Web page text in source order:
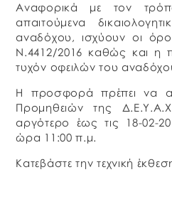
Αναφορικά με τον
απαιτούμενα
αναδόχου, ισχύουν οι
Ν.4412/2016 καθώς και η
τυχόν οφειλών του
Η προσφορά πρέπει να
Προμηθειών της
αργότερο έως τις 18-02-
ώρα 11:00 π.μ.
Κατεβάστε την τεχνική